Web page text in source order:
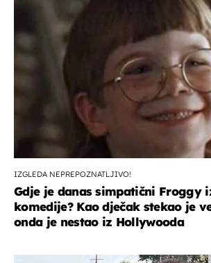
IZGLEDA NEPREPOZNATLJIVO!
Gdje je danas simpatični Froggy
komedije? Kao dječak stekao je
onda je nestao iz Hollywooda